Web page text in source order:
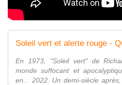
En 1973, "Soleil vert" de
monde suffocant et
en... 2022. Un demi-siècle